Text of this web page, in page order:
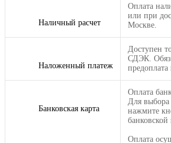
Наличный расчет
Оплата
или при
Москве.
Наложенный платеж
Доступен
СДЭК.
предоплата
Банковская карта
Оплата
Для выбора
нажмите
банковской
Оплата